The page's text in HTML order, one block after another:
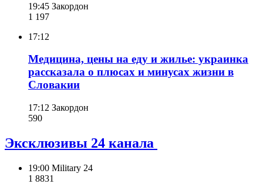
19:45 Закордон
1 197
17:12
Медицина, цены на еду и жилье: украинка
рассказала о плюсах и минусах жизни в
Словакии
17:12 Закордон
590
Эксклюзивы 24 канала
19:00 Military 24
1 8831